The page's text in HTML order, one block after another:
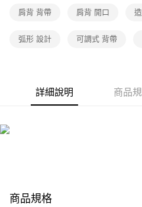
肩背 背帶 肩背 開口
弧形 設計 可調式 背帶
詳細說明 商品
商品規格